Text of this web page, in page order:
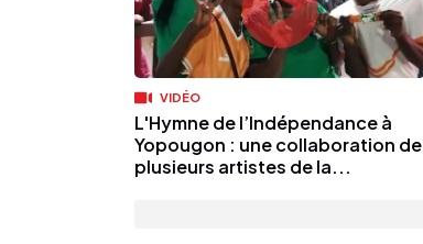
VIDÉO
L'Hymne de l’Indépendance à
Yopougon : une collaboration de
plusieurs artistes de la...